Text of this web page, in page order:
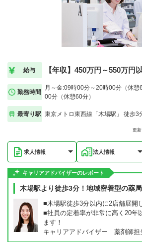
給与 【年収】450万円～550万円
勤務時間
月～金:09時00分～20時00分（休
00分（休憩60分）
最寄り駅 東京メトロ東西線「木場駅」 徒歩3
更
求人情報 法人情報
キャリアアドバイザーのレポート
木場駅より徒歩3分！地域密着型の薬
■木場駅徒歩3分以内に2店舗展開
■社員の定着率が非常に高く20年
ます！
キャリアアドバイザー 薬剤師担